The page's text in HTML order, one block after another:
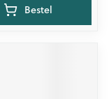
Bestel